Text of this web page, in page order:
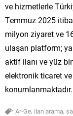
ve hizmetlerle
Temmuz 2025
milyon ziyaret ve
ulaşan platform;
aktif ilanı ve yüz
elektronik ticaret
konumlanmaktadır.
Ar-Ge, ilan arama,